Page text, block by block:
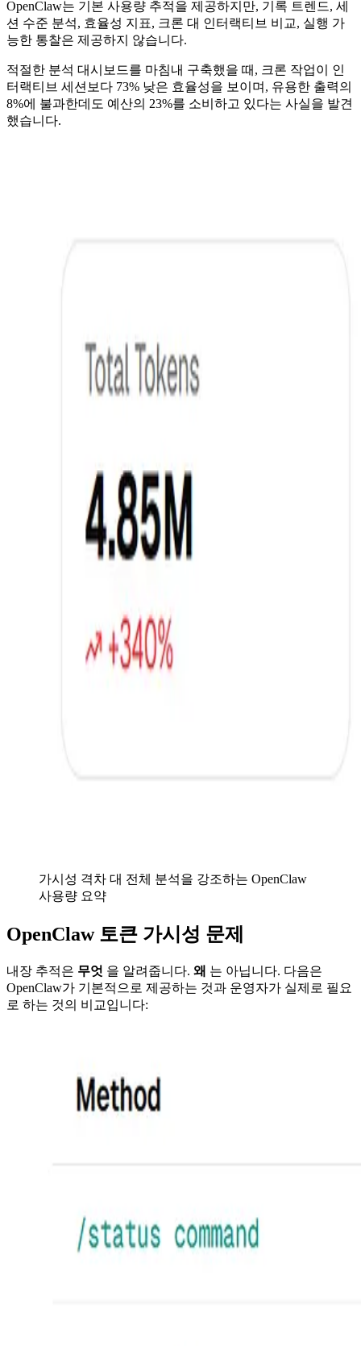
OpenClaw는 기본 사용량 추적을 제공하지만, 기록 트렌드, 세
션 수준 분석, 효율성 지표, 크론 대 인터랙티브 비교, 실행 가
능한 통찰은 제공하지 않습니다.
적절한 분석 대시보드를 마침내 구축했을 때, 크론 작업이 인
터랙티브 세션보다 73% 낮은 효율성을 보이며, 유용한 출력의
8%에 불과한데도 예산의 23%를 소비하고 있다는 사실을 발견
했습니다.
가시성 격차 대 전체 분석을 강조하는 OpenClaw
사용량 요약
OpenClaw 토큰 가시성 문제
내장 추적은 무엇 을 알려줍니다. 왜 는 아닙니다. 다음은
OpenClaw가 기본적으로 제공하는 것과 운영자가 실제로 필요
로 하는 것의 비교입니다: